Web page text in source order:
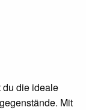
du die ideale
Mit